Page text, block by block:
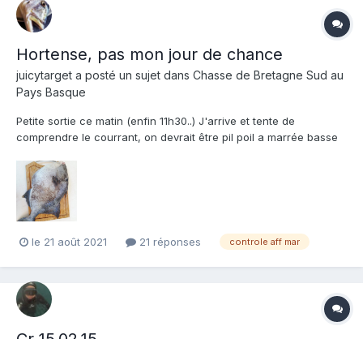
Hortense, pas mon jour de chance
juicytarget a posté un sujet dans Chasse de Bretagne Sud au
Pays Basque
Petite sortie ce matin (enfin 11h30..) J'arrive et tente de
comprendre le courrant, on devrait être pil poil a marrée basse
très violente. Entre chaque apnée sur 10m min, je me fais
déporter a au moins 30/40cm/s 😬 Visi a environ...
le 21 août 2021 21 réponses controle aff mar